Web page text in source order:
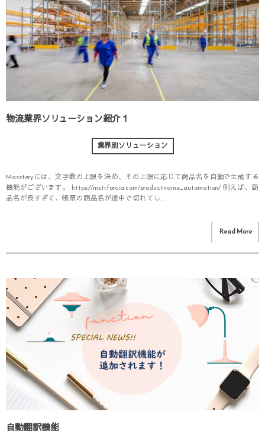
物流業界ソリューション紹介１
業界別ソリューション
Massteryには、文字数の上限を決め、その上限に応じて商品名を自動で生成する
機能がございます。 https://mstr.forcia.com/productname_automation/ 例えば、商
品名が長すぎて、帳票の商品名が途中で切れてし...
Read More
自動翻訳機能